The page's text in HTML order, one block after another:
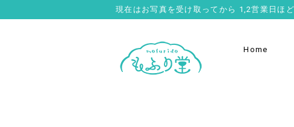
現在はお写真を受け取ってから 1,2営業日ほ
Home